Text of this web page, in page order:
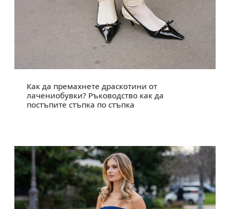
Как да премахнете драскотини от
лачениобувки? Ръководство как да
постъпите стъпка по стъпка